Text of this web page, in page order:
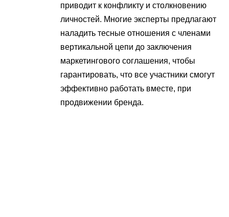
приводит к конфликту и столкновению
личностей. Многие эксперты предлагают
наладить тесные отношения с членами
вертикальной цепи до заключения
маркетингового соглашения, чтобы
гарантировать, что все участники смогут
эффективно работать вместе, при
продвижении бренда.